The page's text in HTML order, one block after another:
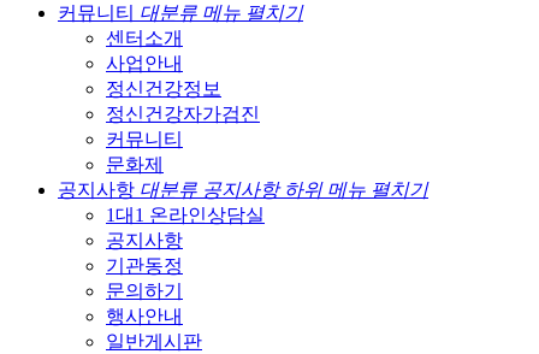
커뮤니티 대분류 메뉴 펼치기
센터소개
사업안내
정신건강정보
정신건강자가검진
커뮤니티
문화제
공지사항 대분류 공지사항 하위 메뉴 펼치기
1대1 온라인상담실
공지사항
기관동정
문의하기
행사안내
일반게시판